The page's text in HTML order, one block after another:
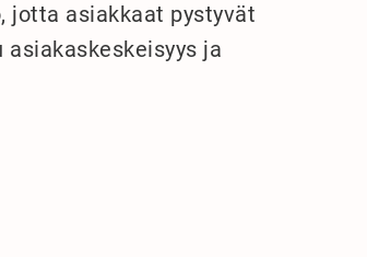
jotta asiakkaat pystyvät
ja